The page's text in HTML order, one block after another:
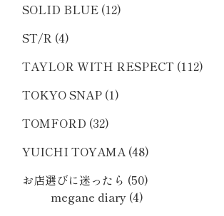
SOLID BLUE (12)
ST/R (4)
TAYLOR WITH RESPECT (112)
TOKYO SNAP (1)
TOMFORD (32)
YUICHI TOYAMA(48)
お店選びに迷ったら (50)
megane diary (4)